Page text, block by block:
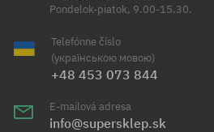
Pondelok-piatok, 9.00-15.30.
Telefónne číslo
(українською мовою)
+48 453 073 844
E-mailová adresa
info@supersklep.sk